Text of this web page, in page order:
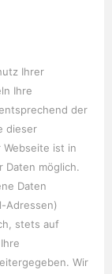
Ihrer
Ihre
der
dieser
ist in
Daten möglich.
Daten
Adressen)
stets auf
Wir